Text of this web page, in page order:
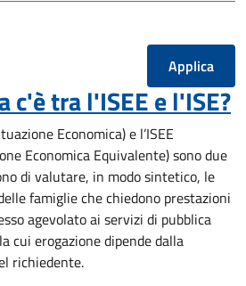
c'è tra l'ISEE e l'ISE?
Economica) e l’ISEE
Economica Equivalente) sono due
di valutare, in modo sintetico, le
famiglie che chiedono prestazioni
agevolato ai servizi di pubblica
cui erogazione dipende dalla
richiedente.